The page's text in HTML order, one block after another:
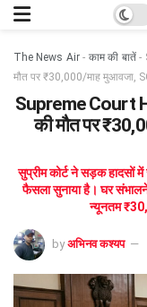
The News Air- काम की बातें-
मौत पर ₹30,000/माह मुआवजा,
Supreme Court
की मौत पर
सुप्रीम कोर्ट ने सड़क हादसों
फैसला सुनाया है। घर संभालने
न्यूनतम
by अभिनव कश्यप